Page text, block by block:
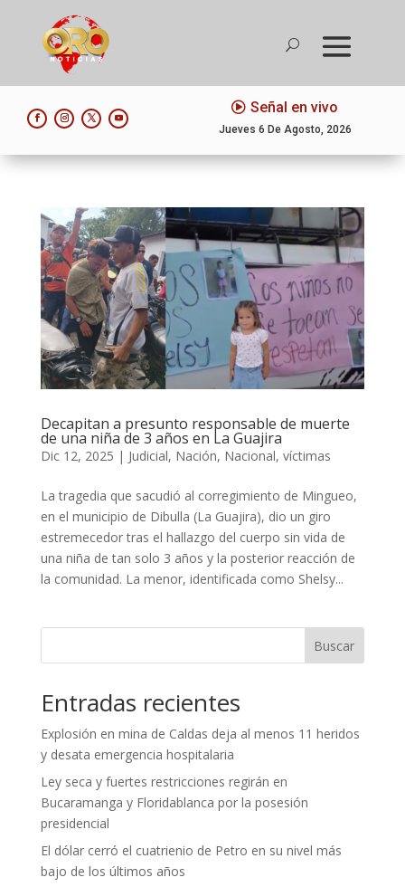
Señal en vivo
Jueves 6 De Agosto, 2026
Decapitan a presunto responsable de muerte
de una niña de 3 años en La Guajira
Dic 12, 2025 | Judicial, Nación, Nacional, víctimas
La tragedia que sacudió al corregimiento de Mingueo,
en el municipio de Dibulla (La Guajira), dio un giro
estremecedor tras el hallazgo del cuerpo sin vida de
una niña de tan solo 3 años y la posterior reacción de
la comunidad. La menor, identificada como Shelsy...
Buscar
Entradas recientes
Explosión en mina de Caldas deja al menos 11 heridos
y desata emergencia hospitalaria
Ley seca y fuertes restricciones regirán en
Bucaramanga y Floridablanca por la posesión
presidencial
El dólar cerró el cuatrienio de Petro en su nivel más
bajo de los últimos años